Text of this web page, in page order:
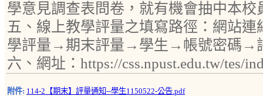
學意見調查表問卷，就有機會抽中本
五、線上教學評量之填寫路徑：網站
學評量→期末評量→學生→帳號密碼→
六、網址：https://css.npust.edu.tw/tes/
附件: 114-2【期末】評量通知--學生1150522-公告.pdf